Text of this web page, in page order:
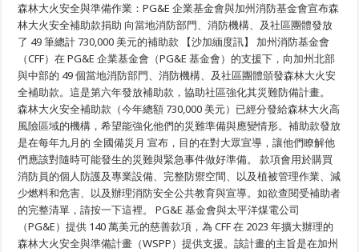
Safety
and
Preparedness:
PG&E
Corporation
Foundation
and
California
Fire
Announce
Wildfire
Safety
Grant
Funding
森林大火安全與準備作業：PG&E 企業基金會與加州消防基金會宣布森
林大火安全補助款捐助 向當地消防部門、消防機構、及社區團體發放
了 49 筆總計 730,000 美元的補助款 【沙加緬度訊】 加州消防基金會
（CFF）在 PG&E 企業基金會（PG&E 基金會）的支援下，向加州北部
與中部的 49 個當地消防部門、消防機構、及社區團體頒發森林大火安
全補助款。這是第六年發放補助款，協助社區強化其災難防備計畫。
森林大火安全補助款（今年總額 730,000 美元）已經分發給森林大火高
風險區域的機構，希望能強化他們的災難準備與應變情形。補助款發放
是在每年九月的 全國備災月 宣布，目的在對大眾宣導，讓他們瞭解他
們應該對隨時可能發生的災難與緊急事件做好準備。 款項會用於購買
消防員的個人防護及專業設備、完整防禦空間、以及植被管理作業、減
少燃料和危害、以及辦理消防安全公共教育與宣導。如欲查閱受補助者
的完整清單，請按一下這裡。 PG&E 基金會與太平洋煤電公司
（PG&E）提供 140 萬美元的慈善款項，為 CFF 在 2023 年擴大辦理的
森林大火安全與準備計畫（WSPP）提供支援。該計畫的主旨是在加州